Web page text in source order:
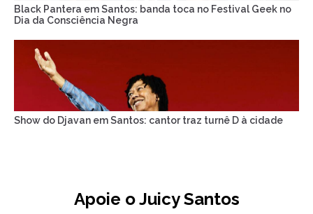
Black Pantera em Santos: banda toca no Festival Geek no
Dia da Consciência Negra
Show do Djavan em Santos: cantor traz turnê D à cidade
Apoie o Juicy Santos